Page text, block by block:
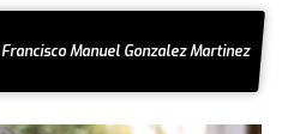
Francisco Manuel Gonzalez Martinez